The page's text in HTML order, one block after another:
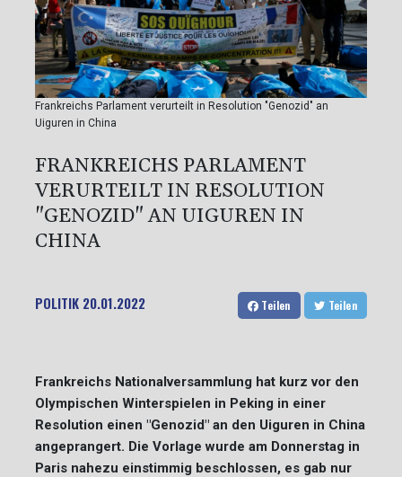
Frankreichs Parlament verurteilt in Resolution "Genozid" an
Uiguren in China
FRANKREICHS PARLAMENT
VERURTEILT IN RESOLUTION
"GENOZID" AN UIGUREN IN
CHINA
POLITIK 20.01.2022 Teilen Teilen
Frankreichs Nationalversammlung hat kurz vor den
Olympischen Winterspielen in Peking in einer
Resolution einen "Genozid" an den Uiguren in China
angeprangert. Die Vorlage wurde am Donnerstag in
Paris nahezu einstimmig beschlossen, es gab nur